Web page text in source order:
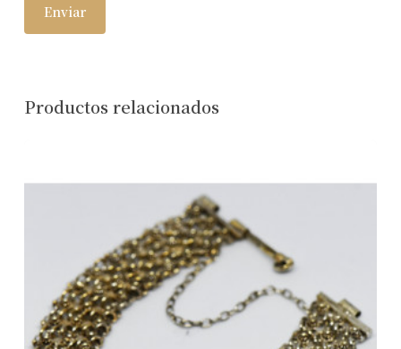
Productos relacionados